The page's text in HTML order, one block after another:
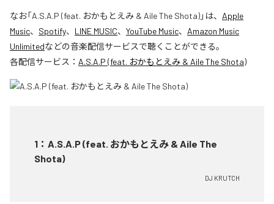
なお「A.S.A.P (feat. おかもとえみ & Aile The Shota)」は、 Apple
Music、 Spotify、 LINE MUSIC、 YouTube Music、 Amazon Music
Unlimitedなどの音楽配信サービスで聴くことができる。
各配信サービス： A.S.A.P (feat. おかもとえみ & Aile The Shota)
1 ： A.S.A.P (feat. おかもとえみ & Aile The
Shota)
DJ KRUTCH